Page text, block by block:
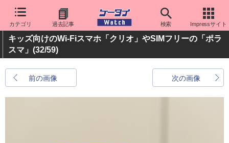
カテゴリ 過去記事 検索 Impressサイト
キッズ向けのWi-Fiスマホ「クリオ」やSIMフリーの「ポラ
スマ」 (32/59)
前の画像 次の画像